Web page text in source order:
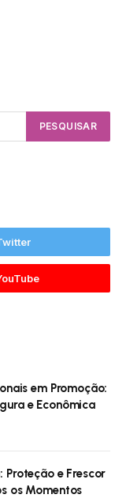
em Promoção:
e Econômica
Proteção e Frescor
os Momentos